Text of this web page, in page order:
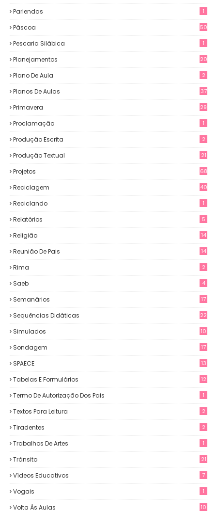
Parlendas 1
Páscoa 50
Pescaria Silábica 1
Planejamentos 20
Plano De Aula 2
Planos De Aulas 37
Primavera 29
Proclamação 1
Produção Escrita 2
Produção Textual 21
Projetos 68
Reciclagem 40
Reciclando 1
Relatórios 5
Religião 14
Reunião De Pais 14
Rima 2
Saeb 4
Semanários 17
Sequências Didáticas 22
Simulados 10
Sondagem 17
SPAECE 13
Tabelas E Formulários 12
Termo De Autorização Dos Pais 1
Textos Para Leitura 2
Tiradentes 2
Trabalhos De Artes 1
Trânsito 21
Vídeos Educativos 7
Vogais 1
Volta Às Aulas
10